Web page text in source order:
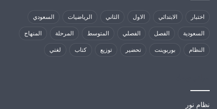
اختبار الابتدائي الاول الثاني الرياضيات السعودي
السعودية الفصل الفصلي المتوسط المرحلة المنهاج
النظام بوربوينت تحضير توزيع كتاب لغتي
نظام نور